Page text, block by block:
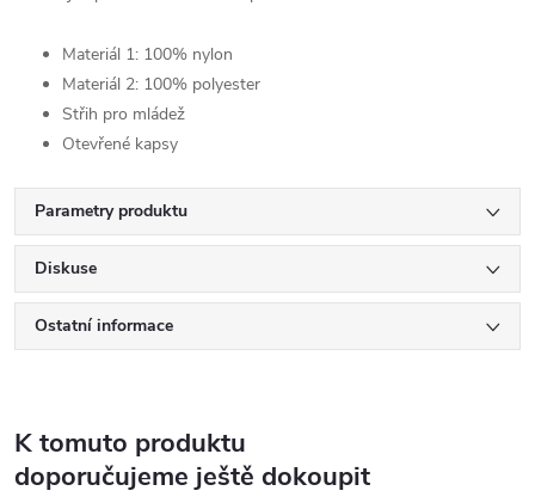
Materiál 1: 100% nylon
Materiál 2: 100% polyester
Střih pro mládež
Otevřené kapsy
Parametry produktu
Diskuse
Ostatní informace
K tomuto produktu
doporučujeme ještě dokoupit